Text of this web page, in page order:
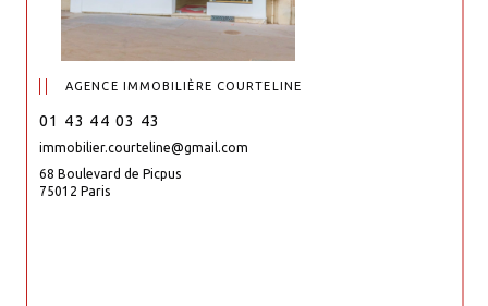
AGENCE IMMOBILIÈRE COURTELINE
01 43 44 03 43
immobilier.courteline@gmail.com
68 Boulevard de Picpus
75012 Paris